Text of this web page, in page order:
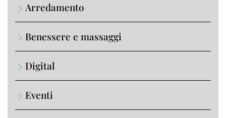
Arredamento
Benessere e massaggi
Digital
Eventi